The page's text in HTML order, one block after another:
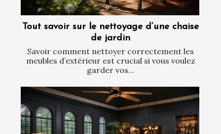
Tout savoir sur le nettoyage d’une chaise
de jardin
Savoir comment nettoyer correctement les
meubles d’extérieur est crucial si vous voulez
garder vos...